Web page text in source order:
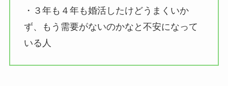
・３年も４年も婚活したけどうまくいか
ず、もう需要がないのかなと不安になって
いる人